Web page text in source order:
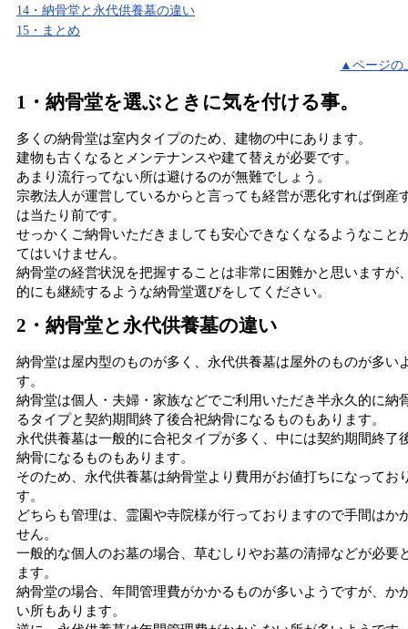
14・納骨堂と永代供養墓の違い
15・まとめ
▲ページの
1・納骨堂を選ぶときに気を付ける事。
多くの納骨堂は室内タイプのため、建物の中にあります。
建物も古くなるとメンテナンスや建て替えが必要です。
あまり流行ってない所は避けるのが無難でしょう。
宗教法人が運営しているからと言っても経営が悪化すれば倒産
は当たり前です。
せっかくご納骨いただきましても安心できなくなるようなこと
てはいけません。
納骨堂の経営状況を把握することは非常に困難かと思いますが
的にも継続するような納骨堂選びをしてください。
2・納骨堂と永代供養墓の違い
納骨堂は屋内型のものが多く、永代供養墓は屋外のものが多い
す。
納骨堂は個人・夫婦・家族などでご利用いただき半永久的に納
るタイプと契約期間終了後合祀納骨になるものもあります。
永代供養墓は一般的に合祀タイプが多く、中には契約期間終了
納骨になるものもあります。
そのため、永代供養墓は納骨堂より費用がお値打ちになってお
す。
どちらも管理は、霊園や寺院様が行っておりますので手間はか
せん。
一般的な個人のお墓の場合、草むしりやお墓の清掃などが必要
ます。
納骨堂の場合、年間管理費がかかるものが多いようですが、か
い所もあります。